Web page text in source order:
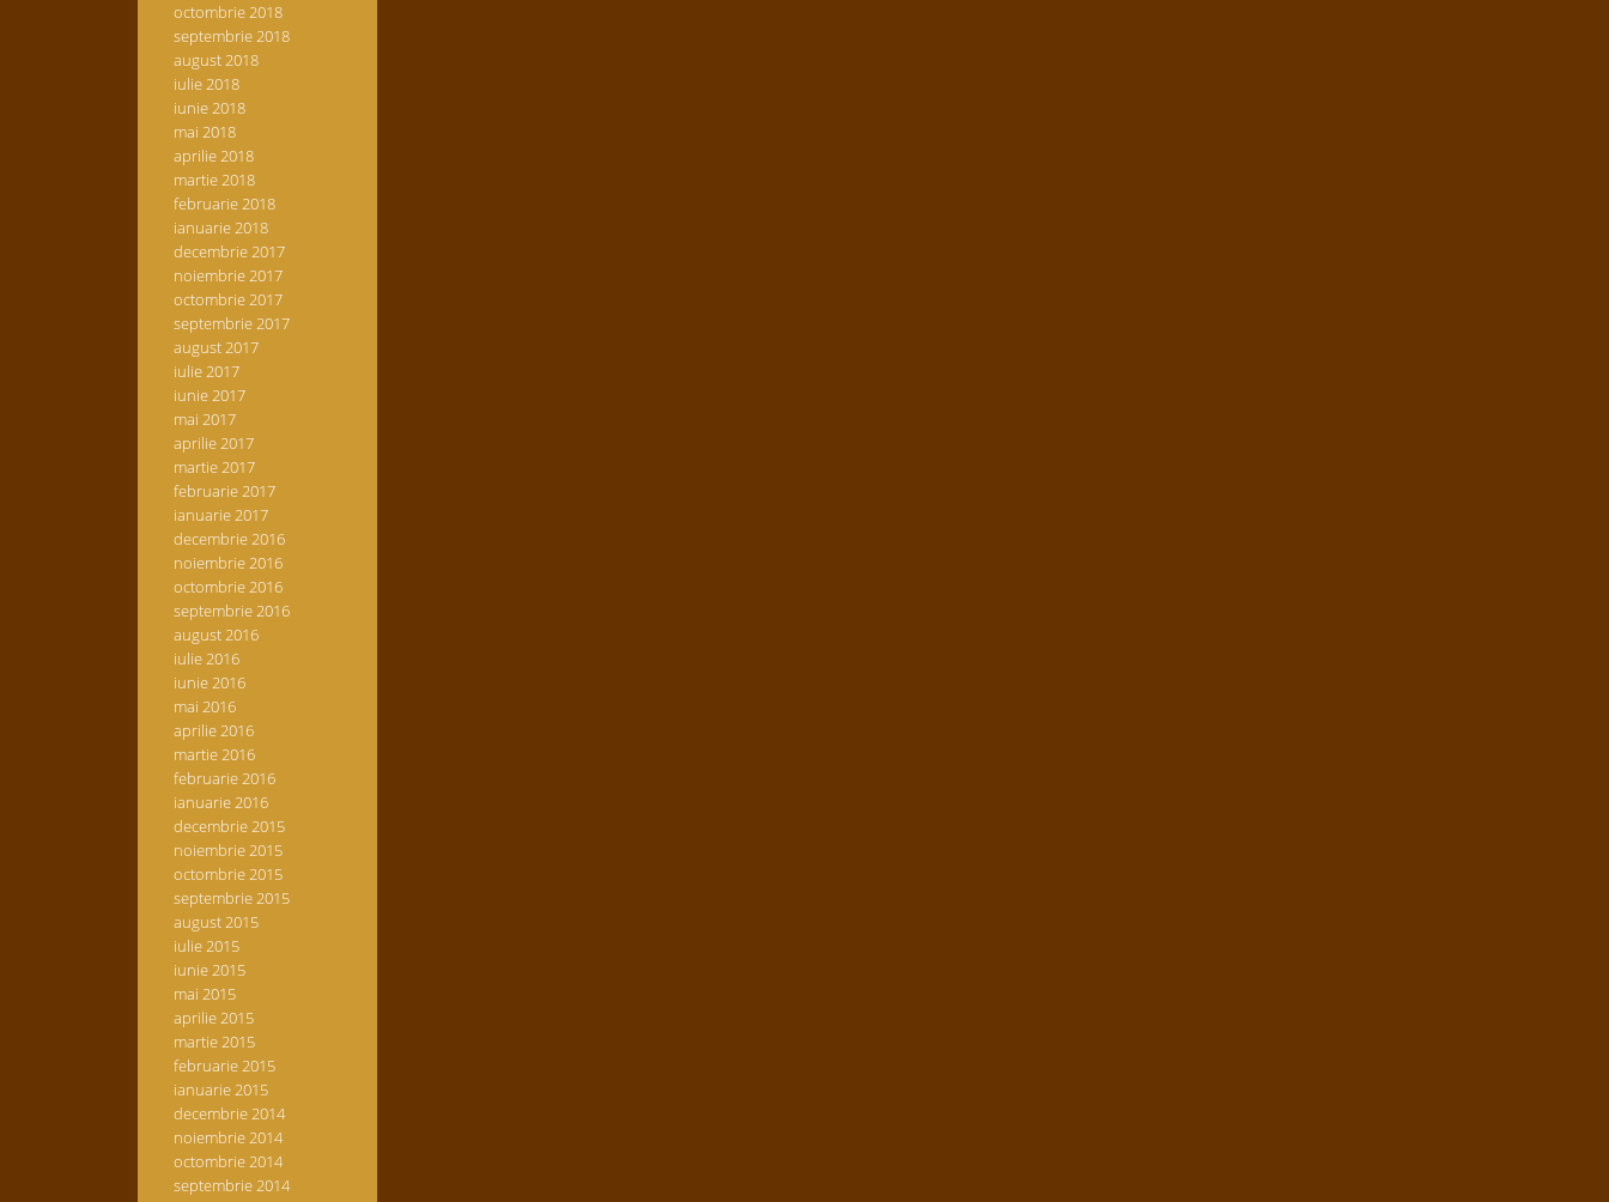
octombrie 2018
septembrie 2018
august 2018
iulie 2018
iunie 2018
mai 2018
aprilie 2018
martie 2018
februarie 2018
ianuarie 2018
decembrie 2017
noiembrie 2017
octombrie 2017
septembrie 2017
august 2017
iulie 2017
iunie 2017
mai 2017
aprilie 2017
martie 2017
februarie 2017
ianuarie 2017
decembrie 2016
noiembrie 2016
octombrie 2016
septembrie 2016
august 2016
iulie 2016
iunie 2016
mai 2016
aprilie 2016
martie 2016
februarie 2016
ianuarie 2016
decembrie 2015
noiembrie 2015
octombrie 2015
septembrie 2015
august 2015
iulie 2015
iunie 2015
mai 2015
aprilie 2015
martie 2015
februarie 2015
ianuarie 2015
decembrie 2014
noiembrie 2014
octombrie 2014
septembrie 2014